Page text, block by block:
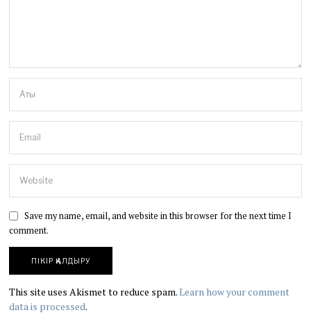
Save my name, email, and website in this browser for the next time I
comment.
This site uses Akismet to reduce spam.Learn how your comment
data is processed.